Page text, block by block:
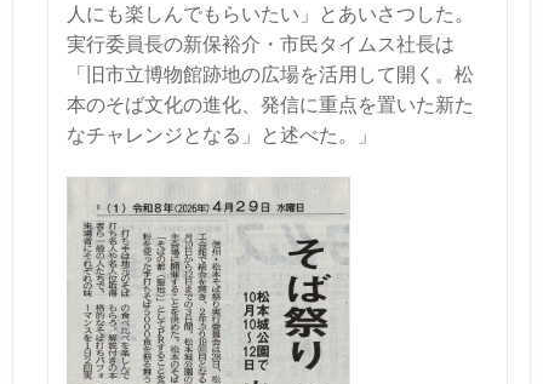
人にも楽しんでもらいたい」とあいさつした。
実行委員長の新保裕介・市民タイムス社長は
「旧市立博物館跡地の広場を活用して開く。松
本のそば文化の進化、発信に重点を置いた新た
なチャレンジとなる」と述べた。」